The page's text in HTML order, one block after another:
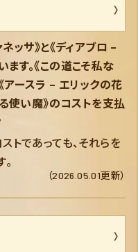
ッサ》と《ディアブロ –
す。《この道こそ私な
アースラ – エリックの花
使い魔》のコストを支払
トであっても、それらを
（2026.05.01更新）